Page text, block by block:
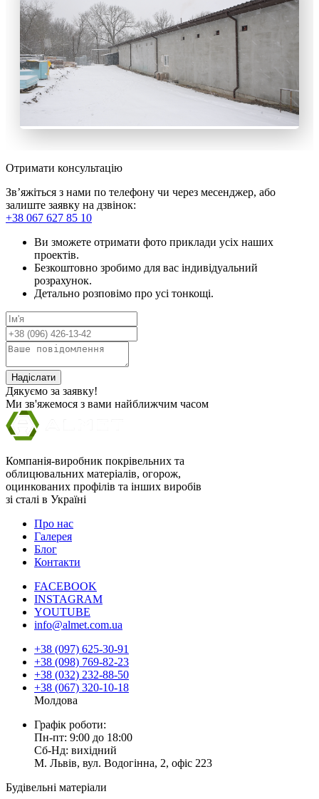
Отримати консультацію
Зв’яжіться з нами по телефону чи через месенджер, або
залиште заявку на дзвінок:
+38 067 627 85 10
Ви зможете отримати фото приклади усіх наших
проектів.
Безкоштовно зробимо для вас індивідуальний
розрахунок.
Детально розповімо про усі тонкощі.
Надіслати
Дякуємо за заявку!
Ми зв'яжемося з вами найближчим часом
Компанія-виробник покрівельних та
облицювальних матеріалів, огорож,
оцинкованих профілів та інших виробів
зі сталі в Україні
Про нас
Галерея
Блог
Контакти
FACEBOOK
INSTAGRAM
YOUTUBE
info@almet.com.ua
+38 (097) 625-30-91
+38 (098) 769-82-23
+38 (032) 232-88-50
+38 (067) 320-10-18
Молдова
Графік роботи:
Пн-пт: 9:00 до 18:00
Сб-Нд: вихідний
М. Львів, вул. Водогінна, 2, офіс 223
Будівельні матеріали